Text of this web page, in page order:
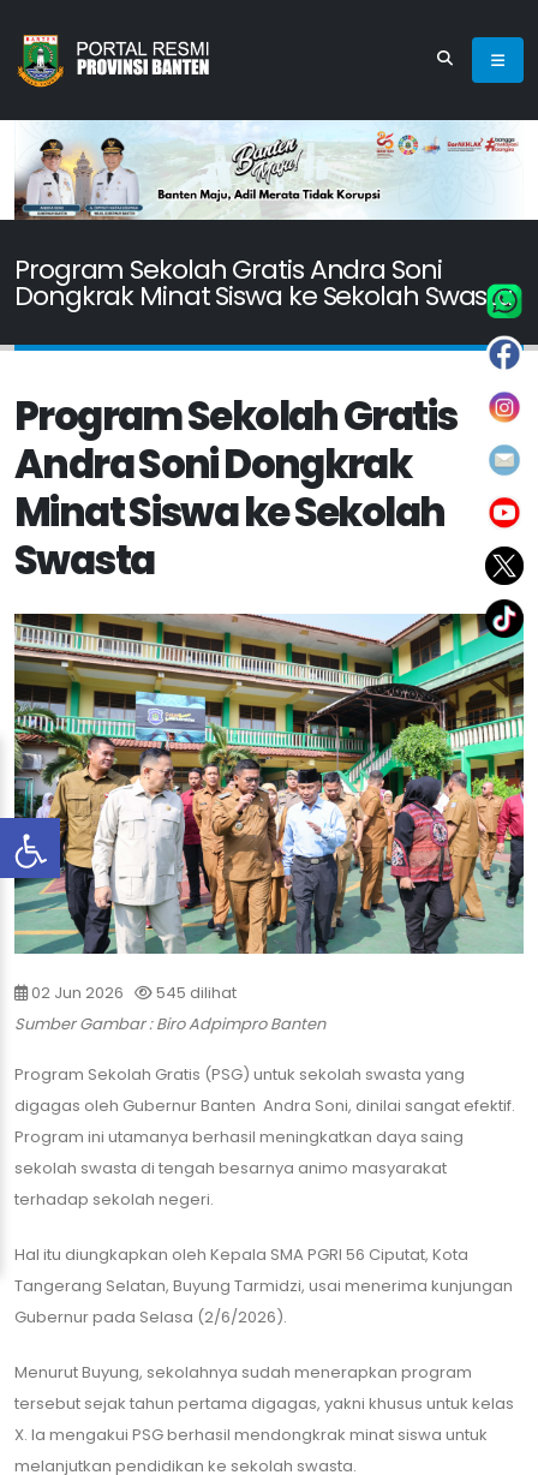
Program Sekolah Gratis Andra Soni
Dongkrak Minat Siswa ke Sekolah Swasta
Program Sekolah Gratis
Andra Soni Dongkrak
Minat Siswa ke Sekolah
Swasta
02 Jun 2026
545 dilihat
Sumber Gambar : Biro Adpimpro Banten
​Program Sekolah Gratis (PSG) untuk sekolah swasta yang
digagas oleh Gubernur Banten Andra Soni, dinilai sangat efektif.
Program ini utamanya berhasil meningkatkan daya saing
sekolah swasta di tengah besarnya animo masyarakat
terhadap sekolah negeri.
​Hal itu diungkapkan oleh Kepala SMA PGRI 56 Ciputat, Kota
Tangerang Selatan, Buyung Tarmidzi, usai menerima kunjungan
Gubernur pada Selasa (2/6/2026).
​Menurut Buyung, sekolahnya sudah menerapkan program
tersebut sejak tahun pertama digagas, yakni khusus untuk kelas
X. Ia mengakui PSG berhasil mendongkrak minat siswa untuk
melanjutkan pendidikan ke sekolah swasta.